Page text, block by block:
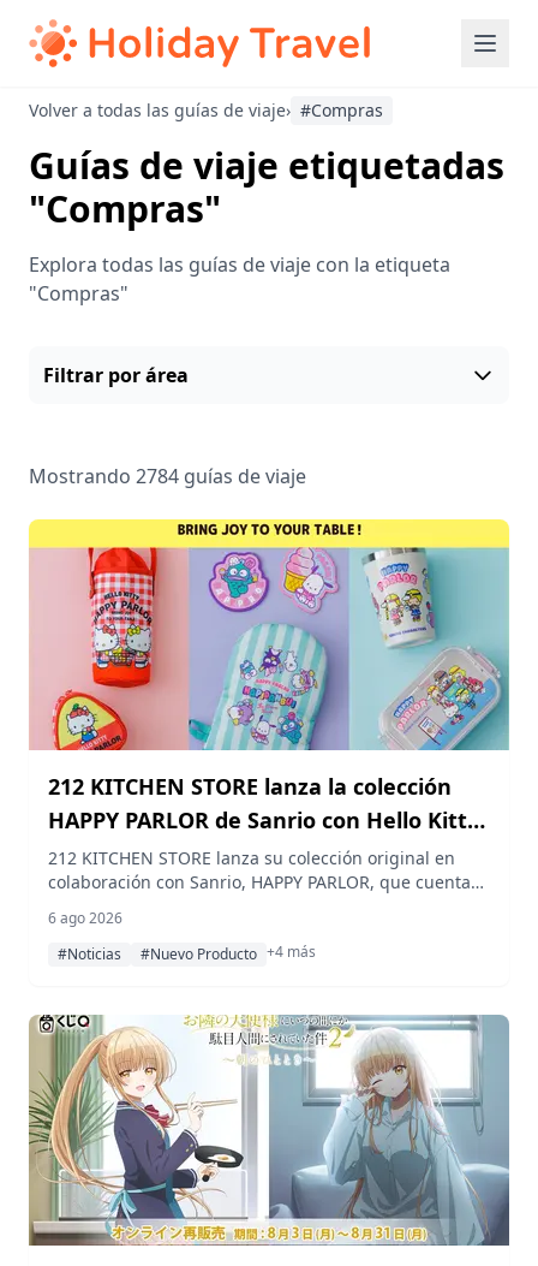
Volver a todas las guías de viaje› #Compras
Guías de viaje etiquetadas
"Compras"
Explora todas las guías de viaje con la etiqueta
"Compras"
Filtrar por área
Mostrando 2784 guías de viaje
212 KITCHEN STORE lanza la colección
HAPPY PARLOR de Sanrio con Hello Kitty
y HAPIDANBUI
212 KITCHEN STORE lanza su colección original en
colaboración con Sanrio, HAPPY PARLOR, que cuenta
Hello Kitty, HAPIDANBUI y otros personajes de Sanrio,
con ventas anticipadas a partir del 6 de agosto en la
6 ago 2026
#Noticias
#Nuevo Producto +4 más